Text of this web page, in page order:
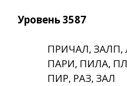
Уровень 3587
ПРИЧАЛ, ЗАЛП,
ПАРИ, ПИЛА,
ПИР, РАЗ, ЗАЛ